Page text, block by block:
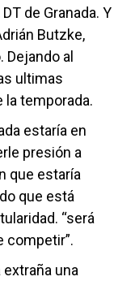
de Granada. Y
Butzke,
Dejando al
ultimas
la temporada.
estaría en
presión a
que estaría
que está
“será
competir”.
una